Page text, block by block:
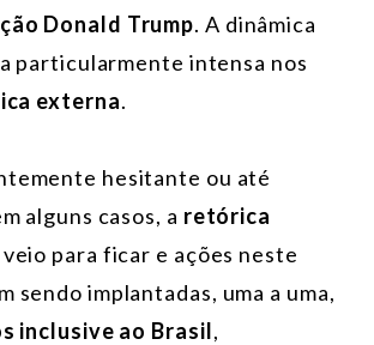
Donald Trump. A dinâmica
particularmente intensa nos
externa.
hesitante ou até
alguns casos, a retórica
veio para ficar e ações neste
sendo implantadas, uma a uma,
inclusive ao Brasil,